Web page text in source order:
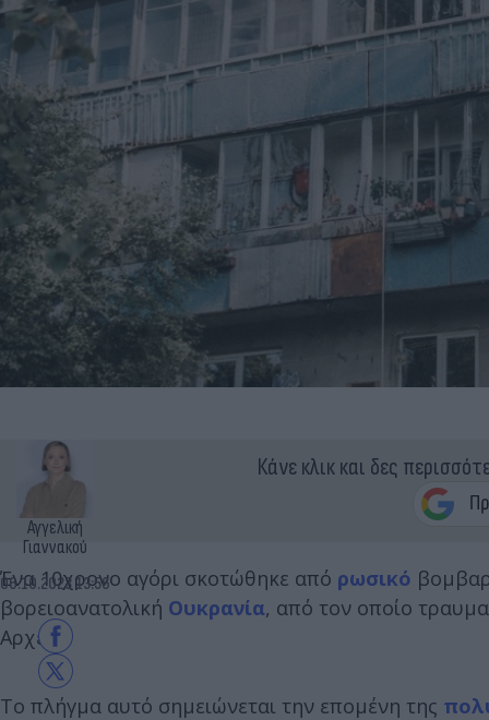
Αγγελική
Γιαννακού
06.10.2023 13:56
Κάνε κλικ και δες
Ένα 10χρονο αγόρι σκοτώθηκε από ρωσικό
βορειοανατολική Ουκρανία, από τον οποίο
Αρχές.
Το πλήγμα αυτό σημειώνεται την επομένη της